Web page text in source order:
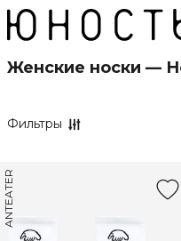
Женские носки —
Фильтры
ANTEATER